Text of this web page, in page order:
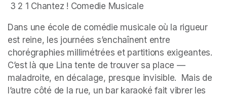
3 2 1 Chantez ! Comedie Musicale
Dans une école de comédie musicale où la rigueur
est reine, les journées s’enchaînent entre
chorégraphies millimétrées et partitions exigeantes.
C’est là que Lina tente de trouver sa place —
maladroite, en décalage, presque invisible.  Mais de
l’autre côté de la rue, un bar karaoké fait vibrer les